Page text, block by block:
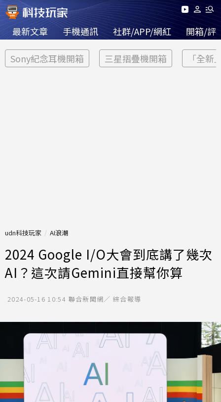
最新文章 手機通訊 社群/APP/網紅 開箱/評
Sony紀念耳機開箱 三星摺疊機開箱 「全新
udn科技玩家 AI浪潮
2024 Google I/O大會到底講了幾次
AI？這次請Gemini直接幫你算
2024-05-16 10:54 聯合新聞網／ 綜合報導